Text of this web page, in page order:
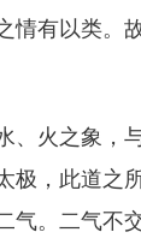
情有以类。
火之象，
，此道之
气。二气不